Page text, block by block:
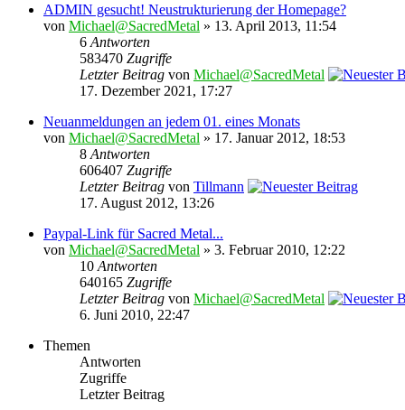
ADMIN gesucht! Neustrukturierung der Homepage?
von Michael@SacredMetal » 13. April 2013, 11:54
6 Antworten
583470 Zugriffe
Letzter Beitrag von Michael@SacredMetal
17. Dezember 2021, 17:27
Neuanmeldungen an jedem 01. eines Monats
von Michael@SacredMetal » 17. Januar 2012, 18:53
8 Antworten
606407 Zugriffe
Letzter Beitrag von Tillmann
17. August 2012, 13:26
Paypal-Link für Sacred Metal...
von Michael@SacredMetal » 3. Februar 2010, 12:22
10 Antworten
640165 Zugriffe
Letzter Beitrag von Michael@SacredMetal
6. Juni 2010, 22:47
Themen
Antworten
Zugriffe
Letzter Beitrag